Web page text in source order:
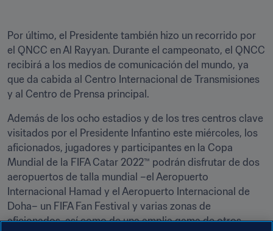
Por último, el Presidente también hizo un recorrido por
el QNCC en Al Rayyan. Durante el campeonato, el QNCC
recibirá a los medios de comunicación del mundo, ya
que da cabida al Centro Internacional de Transmisiones
y al Centro de Prensa principal.
Además de los ocho estadios y de los tres centros clave
visitados por el Presidente Infantino este miércoles, los
aficionados, jugadores y participantes en la Copa
Mundial de la FIFA Catar 2022™ podrán disfrutar de dos
aeropuertos de talla mundial –el Aeropuerto
Internacional Hamad y el Aeropuerto Internacional de
Doha– un FIFA Fan Festival y varias zonas de
aficionados, así como de una amplia gama de otros